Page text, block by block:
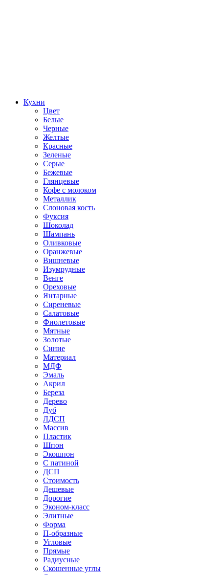
Кухни
Цвет
Белые
Черные
Желтые
Красные
Зеленые
Серые
Бежевые
Глянцевые
Кофе с молоком
Металлик
Слоновая кость
Фуксия
Шоколад
Шампань
Оливковые
Оранжевые
Вишневые
Изумрудные
Венге
Ореховые
Янтарные
Сиреневые
Салатовые
Фиолетовые
Мятные
Золотые
Синие
Материал
МДФ
Эмаль
Акрил
Береза
Дерево
Дуб
ЛДСП
Массив
Пластик
Шпон
Экошпон
С патиной
ДСП
Стоимость
Дешевые
Дорогие
Эконом-класс
Элитные
Форма
П-образные
Угловые
Прямые
Радиусные
Скошенные углы